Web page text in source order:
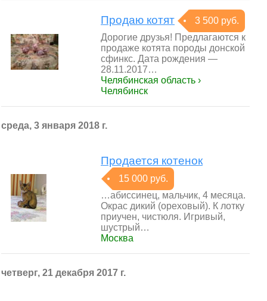
Продаю котят
3 500 руб.
Дорогие друзья! Предлагаются к
продаже котята породы донской
сфинкс. Дата рождения —
28.11.2017…
Челябинская область ›
Челябинск
среда, 3 января 2018 г.
Продается котенок
15 000 руб.
…абиссинец, мальчик, 4 месяца.
Окрас дикий (ореховый). К лотку
приучен, чистюля. Игривый,
шустрый…
Москва
четверг, 21 декабря 2017 г.